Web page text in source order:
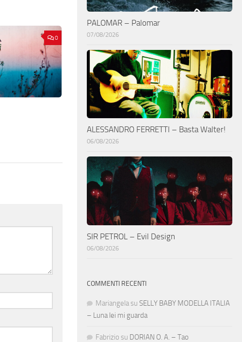
0
PALOMAR – Palomar
07/08/2026
ALESSANDRO FERRETTI – Basta Walter!
06/08/2026
SIR PETROL – Evil Design
06/08/2026
COMMENTI RECENTI
Mariangela su SELLY BABY MODELLA ITALIA
– Luna lei mi guarda
Fabrizio su DORIAN O. A. – Tao